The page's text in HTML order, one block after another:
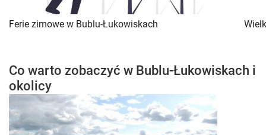
Ferie zimowe w Bublu-Łukowiskach
Co warto zobaczyć w Bublu-Łukowiskach i
okolicy